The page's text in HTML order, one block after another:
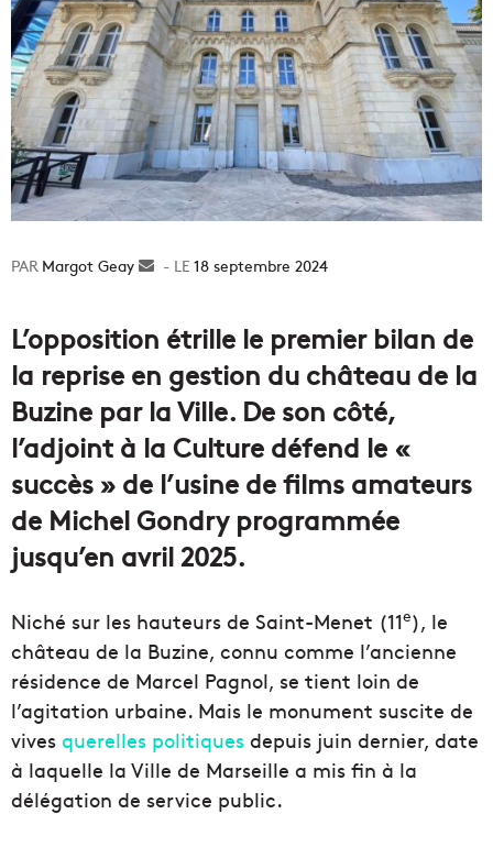
Margot Geay
Envoyer18 septembre 2024
L’opposition étrille le premier bilan de
la reprise en gestion du château de la
Buzine par la Ville. De son côté,
l’adjoint à la Culture défend le «
succès » de l’usine de films amateurs
de Michel Gondry programmée
jusqu’en avril 2025.
Niché sur les hauteurs de Saint-Menet (11e), le
château de la Buzine, connu comme l’ancienne
résidence de Marcel Pagnol, se tient loin de
l’agitation urbaine. Mais le monument suscite de
vives querelles politiques depuis juin dernier, date
à laquelle la Ville de Marseille a mis fin à la
délégation de service public.